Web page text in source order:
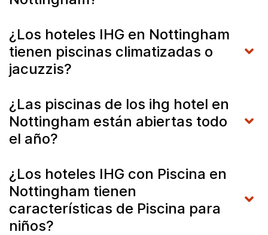
¿Los hoteles IHG en Nottingham
tienen piscinas climatizadas o
jacuzzis?
¿Las piscinas de los ihg hotel en
Nottingham están abiertas todo
el año?
¿Los hoteles IHG con Piscina en
Nottingham tienen
características de Piscina para
niños?